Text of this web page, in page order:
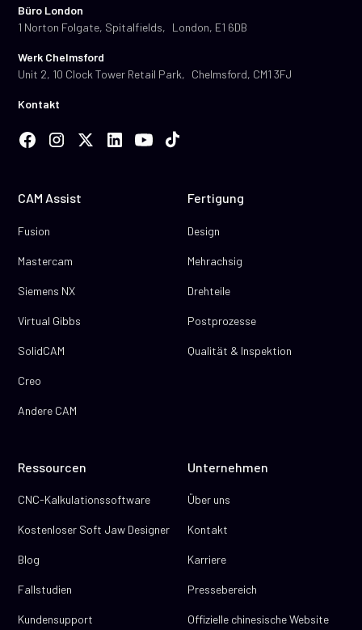
Büro London
1 Norton Folgate, Spitalfields, London, E1 6DB
Werk Chelmsford
Unit 2, 10 Clock Tower Retail Park, Chelmsford, CM1 3FJ
Kontakt
CAM Assist
Fusion
Mastercam
Siemens NX
Virtual Gibbs
SolidCAM
Creo
Andere CAM
Fertigung
Design
Mehrachsig
Drehteile
Postprozesse
Qualität & Inspektion
Ressourcen
CNC-Kalkulationssoftware
Kostenloser Soft Jaw Designer
Blog
Fallstudien
Kundensupport
Unternehmen
Über uns
Kontakt
Karriere
Pressebereich
Offizielle chinesische Website